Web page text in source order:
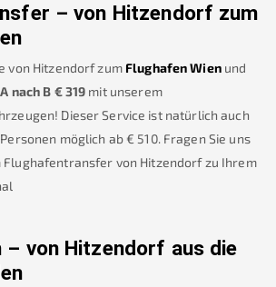
– von Hitzendorf zum
von Hitzendorfzum Flughafen Wien und
nach B €319 mit unserem
Dieser Service ist natürlich auch
möglich ab € 510. Fragen Sie uns
Flughafentransfer von Hitzendorf zu Ihrem
– von Hitzendorf aus die